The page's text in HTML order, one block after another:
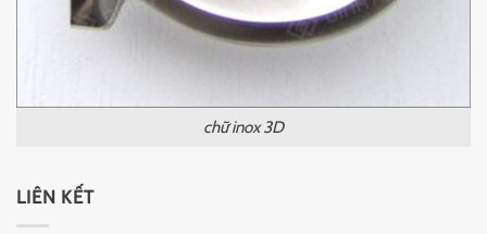
chữ inox 3D
LIÊN KẾT